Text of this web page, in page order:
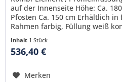
auf der Innenseite Höhe: Ca.
Pfosten Ca. 150 cm Erhältlich
Rahmen farbig, Füllung weiß
Inhalt 1 Stück
536,40 €
Merken